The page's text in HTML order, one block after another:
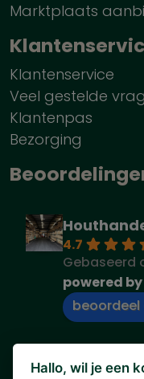
Marktplaats
Klantenservice
Veel gestelde
Klantenpas
Bezorging
4.7
Gebaseerd
powered by
beoordeel
Hallo, wil je een